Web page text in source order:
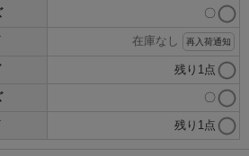
〇
在庫なし 再入荷通知
残り1点
〇
残り1点